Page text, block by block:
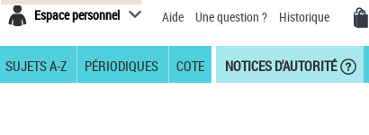
Espace personnel Aide Une question ? Historique
SUJETS A-Z PÉRIODIQUES COTE NOTICES D'AUTORITÉ